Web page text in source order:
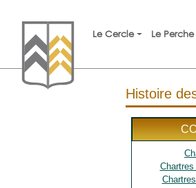
Le Cercle Le
Histoire